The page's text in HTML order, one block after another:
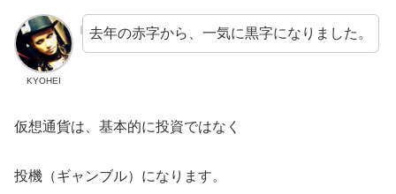
KYOHEI
去年の赤字から、一気に黒字になりました。
仮想通貨は、基本的に投資ではなく
投機（ギャンブル）になります。